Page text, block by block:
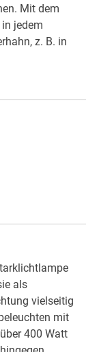
Mit dem
jedem
z. B. in
als
vielseitig
mit
400 Watt